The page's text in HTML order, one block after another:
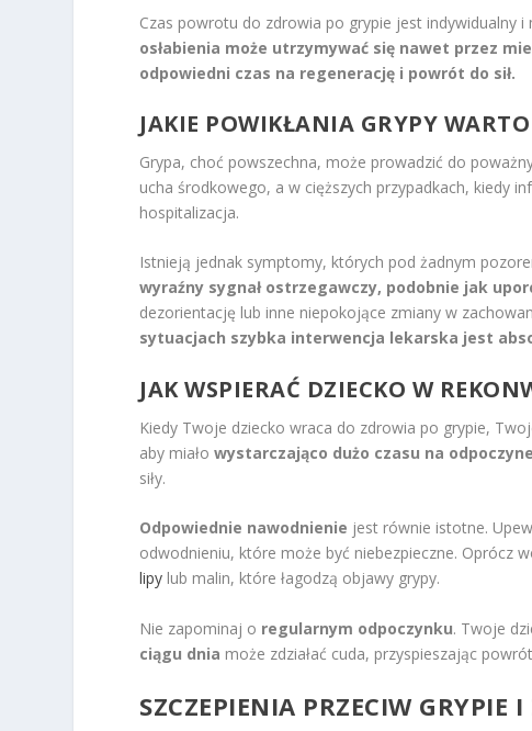
Czas powrotu do zdrowia po grypie jest indywidualny
osłabienia może utrzymywać się nawet przez
odpowiedni czas na regenerację i powrót do sił.
JAKIE POWIKŁANIA GRYPY
Grypa, choć powszechna, może prowadzić do
ucha środkowego, a w cięższych przypadkach, kiedy
hospitalizacja.
Istnieją jednak symptomy, których pod żadnym
wyraźny sygnał ostrzegawczy, podobnie jak
dezorientację lub inne niepokojące zmiany w
sytuacjach szybka interwencja lekarska jest
JAK WSPIERAĆ DZIECKO W
Kiedy Twoje dziecko wraca do zdrowia po grypie,
aby miałowystarczająco dużo czasu na
siły.
Odpowiednie nawodnienie jest równie istotne.
odwodnieniu, które może być niebezpieczne. Oprócz
lipy lub malin, które łagodzą objawy grypy.
Nie zapominaj o regularnym odpoczynku. Twoje
ciągu dnia może zdziałać cuda, przyspieszając
SZCZEPIENIA PRZECIW GRYPIE